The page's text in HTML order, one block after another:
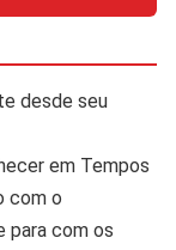
desde seu
em Tempos
com o
para com os